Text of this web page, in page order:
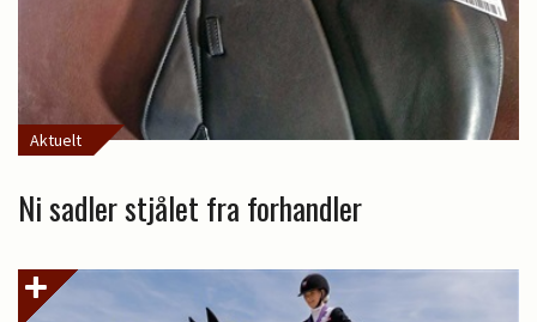
Aktuelt
Ni sadler stjålet fra forhandler